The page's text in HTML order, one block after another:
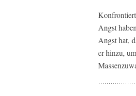
Angst
Angst hat,
er hinzu,